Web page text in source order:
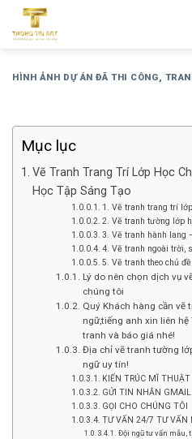
qua
dungHÌNH ẢNH DỰ ÁN ĐÃ THI CÔNG,
Mục lục
Vẽ Tranh Trang Trí Lớp Học
Học Tập Sáng Tạo
1. Vẽ tranh trang trí
2. Vẽ tranh tường lớp
3. Vẽ tranh hành lang
4. Vẽ tranh ngoài trời,
5. Vẽ tranh theo chủ
Lý do nên chọn dịch vụ
chúng tôi
Quý Khách hàng cần
ngữ,tiếng anh xin liên
tranh và báo giá nhé!
Địa chỉ vẽ tranh tường
ngữ uy tín!
KIẾN TRÚC MĨ
GỬI TIN NHẮN GMAIL
GỌI CHO CHÚNG TÔI
TƯ VẤN 24/7 TƯ VẤN
Đội ngũ tư vấn mẫu,